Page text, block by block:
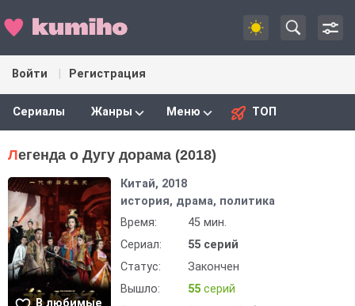
Войти Регистрация
Сериалы Жанры Меню ТОП
Легенда о Дугу дорама (2018)
Китай, 2018
история, драма, политика
Время:
45 мин.
Сериал:
55 серий
Статус:
Закончен
Вышло:
55серий